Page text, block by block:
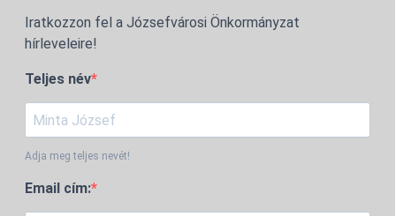
Iratkozzon fel a Józsefvárosi Önkormányzat
hírleveleire!
Teljes név
Adja meg teljes nevét!
Email cím: